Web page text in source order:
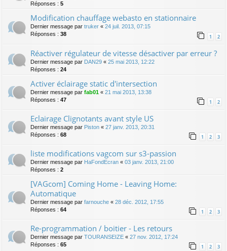
Réponses : 5
Modification chauffage webasto en stationnaire
Dernier message par truker « 24 juil. 2013, 07:15
Réponses : 38 1 2
Réactiver régulateur de vitesse désactiver par erreur ?
Dernier message par DAN29 « 25 mai 2013, 12:22
Réponses : 24
Activer éclairage static d'intersection
Dernier message par fab01 « 21 mai 2013, 13:38
Réponses : 47 1 2
Eclairage Clignotants avant style US
Dernier message par Piston « 27 janv. 2013, 20:31
Réponses : 68 1 2 3
liste modifications vagcom sur s3-passion
Dernier message par HaFondEcran « 03 janv. 2013, 21:00
Réponses : 2
[VAGcom] Coming Home - Leaving Home:
Automatique
Dernier message par farnouche « 28 déc. 2012, 17:55
Réponses : 64 1 2 3
Re-programmation / boitier - Les retours
Dernier message par TOURANSEIZE « 27 nov. 2012, 17:24
Réponses : 65 1 2 3